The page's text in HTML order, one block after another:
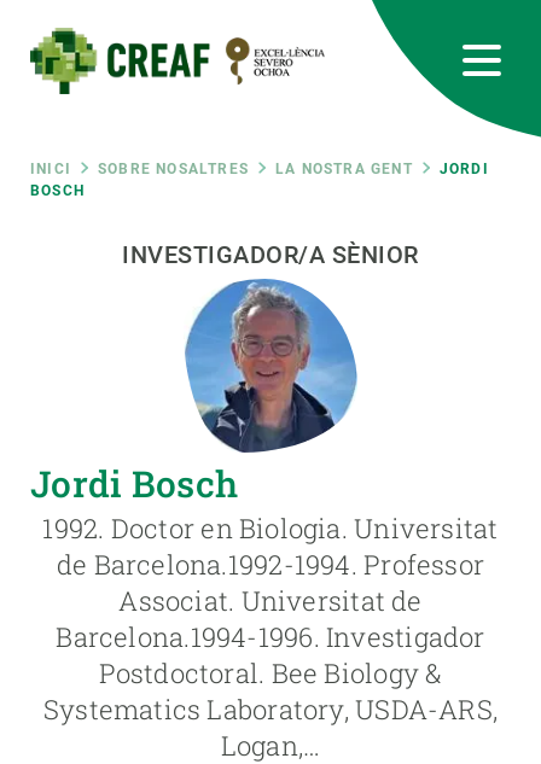
contingut
Fil
d'ariadna
INICI SOBRE NOSALTRES LA NOSTRA GENT
JORDI
BOSCH
INVESTIGADOR/A SÈNIOR
Jordi Bosch
1992. Doctor en Biologia. Universitat
de Barcelona.1992-1994. Professor
Associat. Universitat de
Barcelona.1994-1996. Investigador
Postdoctoral. Bee Biology &
Systematics Laboratory, USDA-ARS,
Logan,…
RRSS
Featured
responsive
Responsive
CIÈNCIA EN ACCIÓ
UNEIX-TE A NOSALTRES
NOTÍCIES I AGENDA